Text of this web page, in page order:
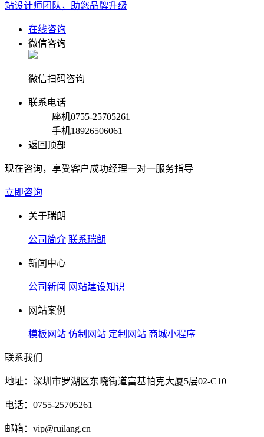
站设计师团队，助您品牌升级
在线咨询
微信咨询
微信扫码咨询
联系电话
座机0755-25705261
手机18926506061
返回顶部
现在咨询，享受客户成功经理一对一服务指导
立即咨询
关于瑞朗
公司简介 联系瑞朗
新闻中心
公司新闻 网站建设知识
网站案例
模板网站 仿制网站 定制网站 商城小程序
联系我们
地址：深圳市罗湖区东晓街道富基帕克大厦5层02-C10
电话：0755-25705261
邮箱：vip@ruilang.cn